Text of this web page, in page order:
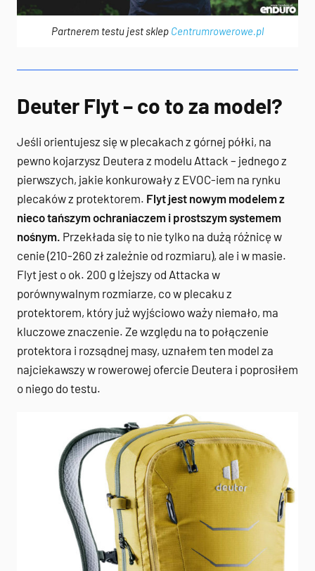
Partnerem testu jest sklep Centrumrowerowe.pl
Deuter Flyt – co to za model?
Jeśli orientujesz się w plecakach z górnej półki, na
pewno kojarzysz Deutera z modelu Attack – jednego z
pierwszych, jakie konkurowały z EVOC-iem na rynku
plecaków z protektorem. Flyt jest nowym modelem z
nieco tańszym ochraniaczem i prostszym systemem
nośnym. Przekłada się to nie tylko na dużą różnicę w
cenie (210-260 zł zależnie od rozmiaru), ale i w masie.
Flyt jest o ok. 200 g lżejszy od Attacka w
porównywalnym rozmiarze, co w plecaku z
protektorem, który już wyjściowo waży niemało, ma
kluczowe znaczenie. Ze względu na to połączenie
protektora i rozsądnej masy, uznałem ten model za
najciekawszy w rowerowej ofercie Deutera i poprosiłem
o niego do testu.